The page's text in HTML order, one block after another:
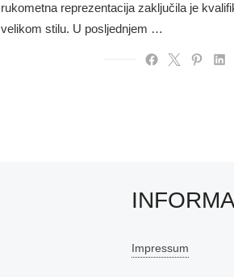
rukometna reprezentacija zaključila je
velikom stilu. U posljednjem …
Impressum